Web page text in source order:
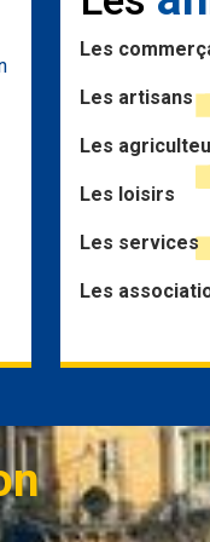
Les
Les artisans
Les
Les loisirs
Les services
Les